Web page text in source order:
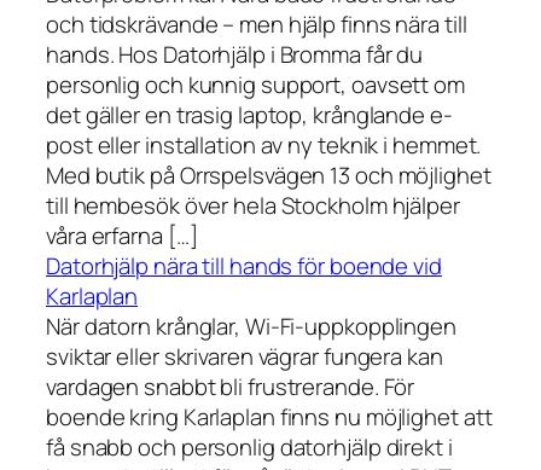
och tidskrävande – men hjälp finns nära till
hands. Hos Datorhjälp i Bromma får du
personlig och kunnig support, oavsett om
det gäller en trasig laptop, krånglande e-
post eller installation av ny teknik i hemmet.
Med butik på Orrspelsvägen 13 och möjlighet
till hembesök över hela Stockholm hjälper
våra erfarna […]
Datorhjälp nära till hands för boende vid
Karlaplan
När datorn krånglar, Wi-Fi-uppkopplingen
sviktar eller skrivaren vägrar fungera kan
vardagen snabbt bli frustrerande. För
boende kring Karlaplan finns nu möjlighet att
få snabb och personlig datorhjälp direkt i